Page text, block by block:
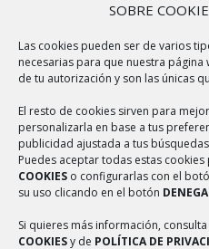
SOBRE
Las cookies pueden ser de varios
necesarias para que nuestra
de tu autorización y son las únicas
El resto de cookies sirven para
personalizarla en base a tus
publicidad ajustada a tus
Puedes aceptar todas estas
COOKIES o configurarlas con el
su uso clicando en el botón
Si quieres más información,
COOKIESy de POLÍTICA DE
ÚLTIMAS NOTICIAS
Sulfatado de calles
2 abril, 2020
Elaboración de Mascarillas
2 abril, 2020